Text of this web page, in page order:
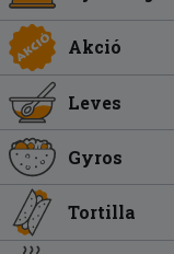
Akció
Leves
Gyros
Tortilla